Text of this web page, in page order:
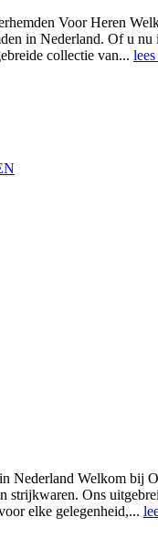
Voor Heren
in Nederland. Of u
collectie van...
Nederland Welkom bij
strijkwaren. Ons
elke gelegenheid,...